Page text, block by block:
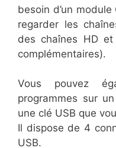
besoin d’un
regarder les
des chaînes HD
complémentaires).
Vous pouvez
programmes sur
une clé USB que
Il dispose de 4
USB.